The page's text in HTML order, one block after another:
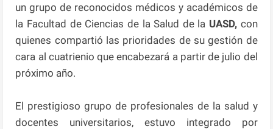
un grupo de reconocidos médicos y académicos de
la Facultad de Ciencias de la Salud de la UASD,con
quienes compartió las prioridades de su gestión de
cara al cuatrienio que encabezará a partir de julio del
próximo año.
El prestigioso grupo de profesionales de la salud y
docentes universitarios, estuvo integrado por